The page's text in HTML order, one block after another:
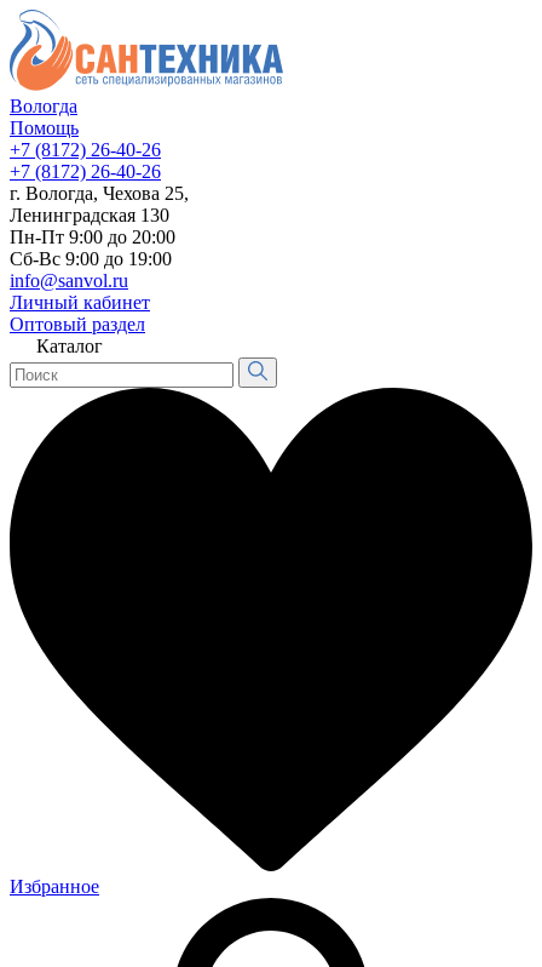
Вологда
Помощь
+7 (8172) 26-40-26
+7 (8172) 26-40-26
г. Вологда, Чехова 25,
Ленинградская 130
Пн-Пт 9:00 до 20:00
Сб-Вс 9:00 до 19:00
info@sanvol.ru
Личный кабинет
Оптовый раздел
Каталог
Избранное